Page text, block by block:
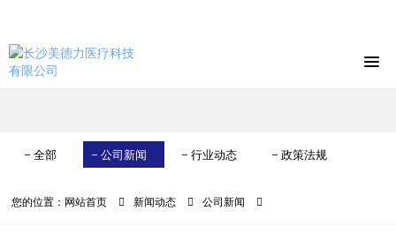
全部 公司新闻 行业动态 政策法规
您的位置： 网站首页 新闻动态 公司新闻